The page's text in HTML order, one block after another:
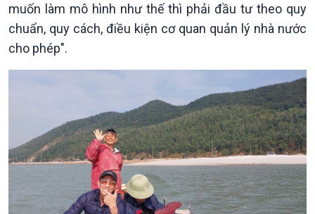
Chuyên gia của bạn
Xã hội chuyển động
Bước chân đến trường
muốn làm mô hình như thế thì phải đầu tư theo quy
chuẩn, quy cách, điều kiện cơ quan quản lý nhà nước
cho phép".